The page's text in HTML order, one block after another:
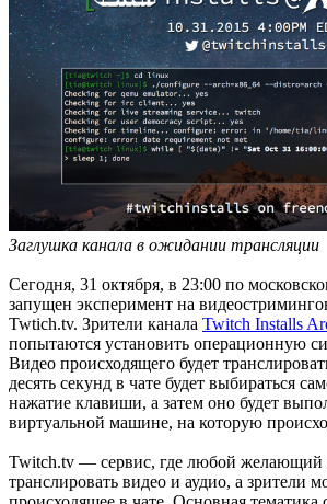
Заглушка канала в ожидании трансляции
Сегодня, 31 октября, в 23:00 по
запущен эксперимент на
Twtich.tv. Зрители канала Twitch Installs
попытаются установить операционную
Видео происходящего будет
десять секунд в чате будет выбираться
нажатие клавиши, а затем оно будет
виртуальной машине, на которую
Twitch.tv — сервис, где любой желающий
транслировать видео и аудио, а зрители